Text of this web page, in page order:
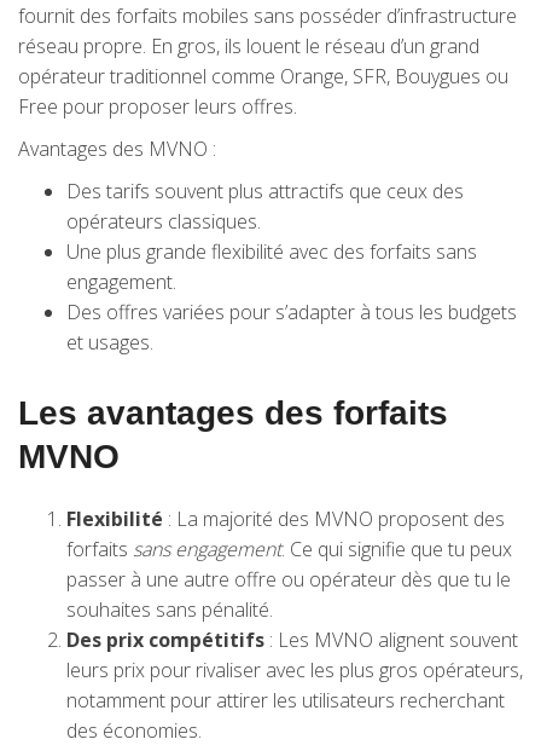
fournit des forfaits mobiles sans posséder d’infrastructure
réseau propre. En gros, ils louent le réseau d’un grand
opérateur traditionnel comme Orange, SFR, Bouygues ou
Free pour proposer leurs offres.
Avantages des MVNO :
Des tarifs souvent plus attractifs que ceux des
opérateurs classiques.
Une plus grande flexibilité avec des forfaits sans
engagement.
Des offres variées pour s’adapter à tous les budgets
et usages.
Les avantages des forfaits
MVNO
Flexibilité : La majorité des MVNO proposent des
forfaits sans engagement. Ce qui signifie que tu peux
passer à une autre offre ou opérateur dès que tu le
souhaites sans pénalité.
Des prix compétitifs : Les MVNO alignent souvent
leurs prix pour rivaliser avec les plus gros opérateurs,
notamment pour attirer les utilisateurs recherchant
des économies.